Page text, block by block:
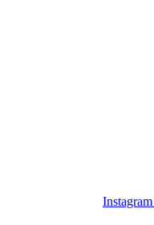
Instagram